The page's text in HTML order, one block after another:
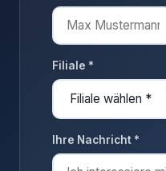
Filiale *
Ihre Nachricht *